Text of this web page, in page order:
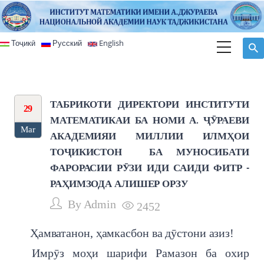
Skip to main content
Тоҷикӣ Русский English
29
Mar
ТАБРИКОТИ ДИРЕКТОРИ ИНСТИТУТИ
МАТЕМАТИКАИ БА НОМИ А. ҶӮРАЕВИ
АКАДЕМИЯИ МИЛЛИИ ИЛМҲОИ
ТОҶИКИСТОН БА МУНОСИБАТИ
ФАРОРАСИИ РӮЗИ ИДИ САИДИ ФИТР -
РАҲИМЗОДА АЛИШЕР ОРЗУ
By Admin 2452
Ҳамватанон, ҳамкасбон ва дӯстони азиз!
Имрӯз моҳи шарифи Рамазон ба охир